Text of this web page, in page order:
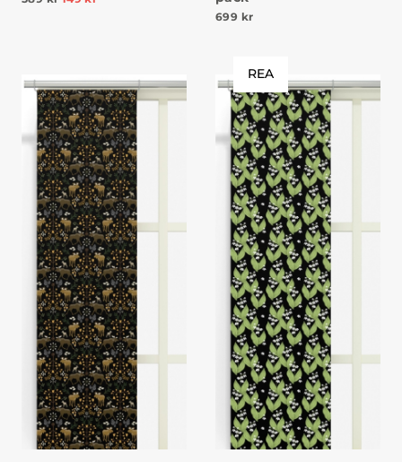
699 kr
REA